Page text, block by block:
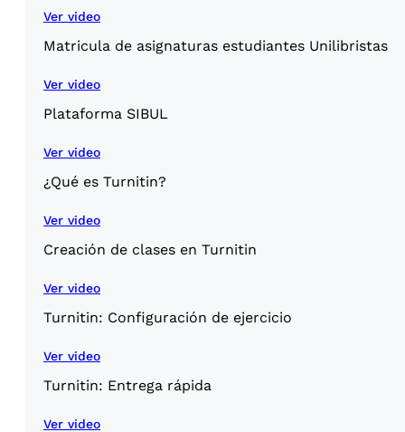
Ver video
Matricula de asignaturas estudiantes Unilibristas
Ver video
Plataforma SIBUL
Ver video
¿Qué es Turnitin?
Ver video
Creación de clases en Turnitin
Ver video
Turnitin: Configuración de ejercicio
Ver video
Turnitin: Entrega rápida
Ver video